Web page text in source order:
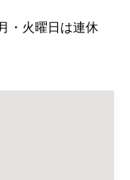
・火曜日は連休